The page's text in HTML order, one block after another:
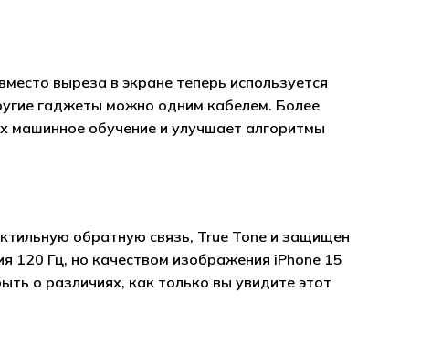
выреза в экране теперь используется
гаджеты можно одним кабелем. Более
машинное обучение и улучшает алгоритмы
обратную связь, True Tone и защищен
120 Гц, но качеством изображения iPhone 15
о различиях, как только вы увидите этот